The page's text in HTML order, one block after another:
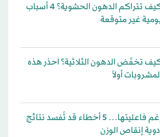
كيف تتراكم الدهون الحشوية؟ 4 أسباب
غير متوقعة
تخفّض الدهون الثلاثية؟ احذر هذه
أولاً
رغم فاعليتها… 5 أخطاء قد تُفسد نتائج
إنقاص الوزن